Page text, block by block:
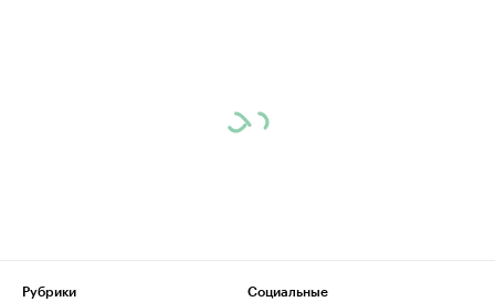
Рубрики
Социальные